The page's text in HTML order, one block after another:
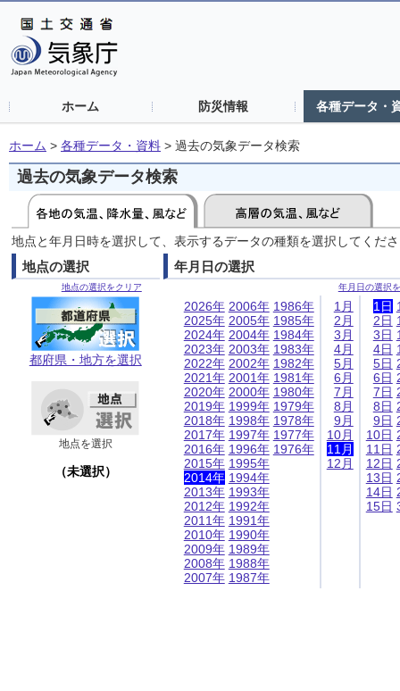
ホーム 防災情報 各種データ・
ホーム > 各種データ・資料 > 過去の気象データ検索
過去の気象データ検索
地点と年月日時を選択して、表示するデータの種類を選択してくだ
地点の選択
地点の選択をクリア
都府県・地方を選択
地点を選択
（未選択）
年月日の選択
年月日の選択
2026年
2025年
2024年
2023年
2022年
2021年
2020年
2019年
2018年
2017年
2016年
2015年
2014年
2013年
2012年
2011年
2010年
2009年
2008年
2007年
2006年
2005年
2004年
2003年
2002年
2001年
2000年
1999年
1998年
1997年
1996年
1995年
1994年
1993年
1992年
1991年
1990年
1989年
1988年
1987年
1986年
1985年
1984年
1983年
1982年
1981年
1980年
1979年
1978年
1977年
1976年
1月
2月
3月
4月
5月
6月
7月
8月
9月
10月
11月
12月
1日
2日
3日
4日
5日
6日
7日
8日
9日
10日
11日
12日
13日
14日
15日